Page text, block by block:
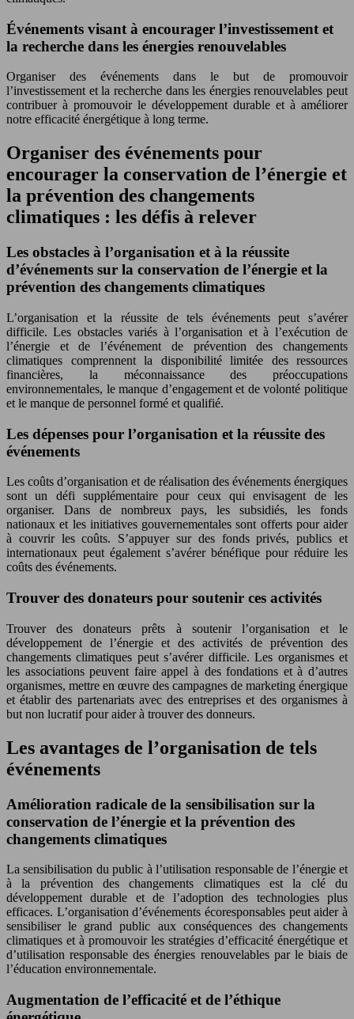
Événements visant à encourager l’investissement et
la recherche dans les énergies renouvelables
Organiser des événements dans le but de promouvoir
l’investissement et la recherche dans les énergies renouvelables peut
contribuer à promouvoir le développement durable et à améliorer
notre efficacité énergétique à long terme.
Organiser des événements pour
encourager la conservation de l’énergie et
la prévention des changements
climatiques : les défis à relever
Les obstacles à l’organisation et à la réussite
d’événements sur la conservation de l’énergie et la
prévention des changements climatiques
L’organisation et la réussite de tels événements peut s’avérer
difficile. Les obstacles variés à l’organisation et à l’exécution de
l’énergie et de l’événement de prévention des changements
climatiques comprennent la disponibilité limitée des ressources
financières, la méconnaissance des préoccupations
environnementales, le manque d’engagement et de volonté politique
et le manque de personnel formé et qualifié.
Les dépenses pour l’organisation et la réussite des
événements
Les coûts d’organisation et de réalisation des événements énergiques
sont un défi supplémentaire pour ceux qui envisagent de les
organiser. Dans de nombreux pays, les subsidiés, les fonds
nationaux et les initiatives gouvernementales sont offerts pour aider
à couvrir les coûts. S’appuyer sur des fonds privés, publics et
internationaux peut également s’avérer bénéfique pour réduire les
coûts des événements.
Trouver des donateurs pour soutenir ces activités
Trouver des donateurs prêts à soutenir l’organisation et le
développement de l’énergie et des activités de prévention des
changements climatiques peut s’avérer difficile. Les organismes et
les associations peuvent faire appel à des fondations et à d’autres
organismes, mettre en œuvre des campagnes de marketing énergique
et établir des partenariats avec des entreprises et des organismes à
but non lucratif pour aider à trouver des donneurs.
Les avantages de l’organisation de tels
événements
Amélioration radicale de la sensibilisation sur la
conservation de l’énergie et la prévention des
changements climatiques
La sensibilisation du public à l’utilisation responsable de l’énergie et
à la prévention des changements climatiques est la clé du
développement durable et de l’adoption des technologies plus
efficaces. L’organisation d’événements écoresponsables peut aider à
sensibiliser le grand public aux conséquences des changements
climatiques et à promouvoir les stratégies d’efficacité énergétique et
d’utilisation responsable des énergies renouvelables par le biais de
l’éducation environnementale.
Augmentation de l’efficacité et de l’éthique